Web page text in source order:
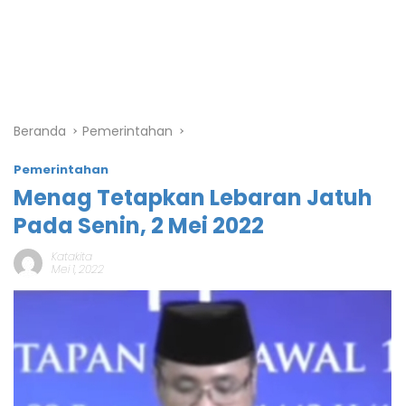
Beranda Pemerintahan
Pemerintahan
Menag Tetapkan Lebaran Jatuh
Pada Senin, 2 Mei 2022
Katakita
Mei 1, 2022